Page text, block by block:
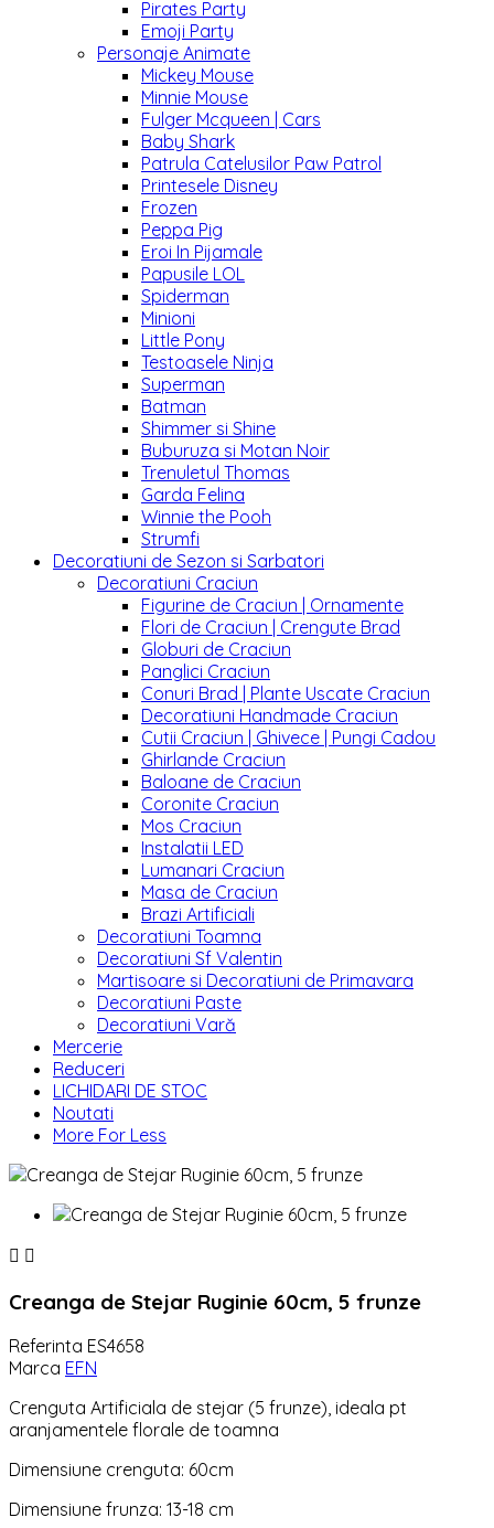
Pirates Party
Emoji Party
Personaje Animate
Mickey Mouse
Minnie Mouse
Fulger Mcqueen | Cars
Baby Shark
Patrula Catelusilor Paw Patrol
Printesele Disney
Frozen
Peppa Pig
Eroi In Pijamale
Papusile LOL
Spiderman
Minioni
Little Pony
Testoasele Ninja
Superman
Batman
Shimmer si Shine
Buburuza si Motan Noir
Trenuletul Thomas
Garda Felina
Winnie the Pooh
Strumfi
Decoratiuni de Sezon si Sarbatori
Decoratiuni Craciun
Figurine de Craciun | Ornamente
Flori de Craciun | Crengute Brad
Globuri de Craciun
Panglici Craciun
Conuri Brad | Plante Uscate Craciun
Decoratiuni Handmade Craciun
Cutii Craciun | Ghivece | Pungi Cadou
Ghirlande Craciun
Baloane de Craciun
Coronite Craciun
Mos Craciun
Instalatii LED
Lumanari Craciun
Masa de Craciun
Brazi Artificiali
Decoratiuni Toamna
Decoratiuni Sf Valentin
Martisoare si Decoratiuni de Primavara
Decoratiuni Paste
Decoratiuni Vară
Mercerie
Reduceri
LICHIDARI DE STOC
Noutati
More For Less
 
Creanga de Stejar Ruginie 60cm, 5 frunze
Referinta ES4658
Marca EFN
Crenguta Artificiala de stejar (5 frunze), ideala pt
aranjamentele florale de toamna
Dimensiune crenguta: 60cm
Dimensiune frunza: 13-18 cm